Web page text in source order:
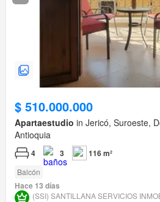
$ 510.000.000
Apartaestudio in Jericó, Suroeste,
Antioquia
4 3 116 m²
Balcón
Hace 13 días
(SSI) SANTILLANA SERVICIOS